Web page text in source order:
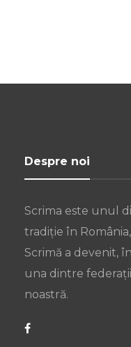
Despre noi
Scrima este unul
tradiție în
Scrimă a devenit,
una dintre
noastră.